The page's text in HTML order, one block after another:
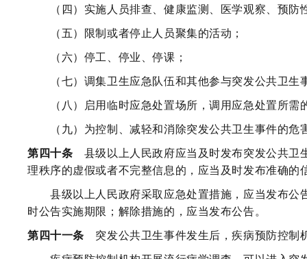
（四）实施人员排查、健康监测、医学观察、预防
（五）限制或者停止人员聚集的活动；
（六）停工、停业、停课；
（七）调集卫生应急队伍和其他参与突发公共卫生
（八）启用临时应急处置场所，调用应急处置所需
（九）为控制、减轻和消除突发公共卫生事件的危
第四十条 县级以上人民政府应当及时发布突发公共卫
理秩序的虚假或者不完整信息的，应当及时发布准确的
县级以上人民政府采取应急处置措施，应当发布公
时公告实施期限；解除措施的，应当发布公告。
第四十一条 突发公共卫生事件发生后，疾病预防控制